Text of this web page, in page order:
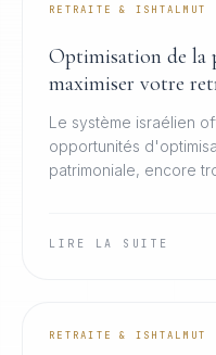
RETRAITE & ISHTALMUT
Optimisation de la
maximiser votre
Le système israélien
opportunités
patrimoniale, encore
LIRE LA SUITE
RETRAITE & ISHTALMUT